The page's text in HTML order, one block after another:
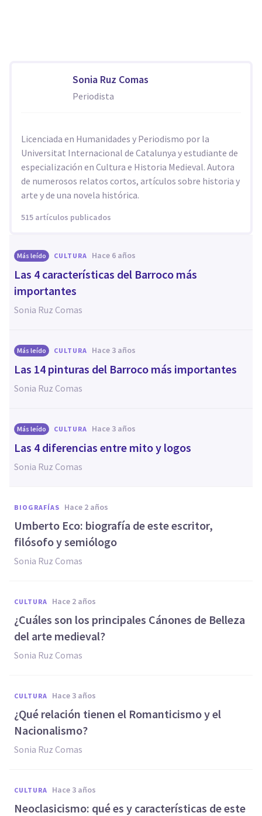
Sonia Ruz Comas
Periodista
Licenciada en Humanidades y Periodismo por la
Universitat Internacional de Catalunya y estudiante de
especialización en Cultura e Historia Medieval. Autora
de numerosos relatos cortos, artículos sobre historia y
arte y de una novela histórica.
515 artículos publicados
Más leído CULTURA hace 6 años
Las 4 características del Barroco más
importantes
Sonia Ruz Comas
Más leído CULTURA hace 3 años
Las 14 pinturas del Barroco más importantes
Sonia Ruz Comas
Más leído CULTURA hace 3 años
Las 4 diferencias entre mito y logos
Sonia Ruz Comas
BIOGRAFÍAS hace 2 años
Umberto Eco: biografía de este escritor,
filósofo y semiólogo
Sonia Ruz Comas
CULTURA hace 2 años
¿Cuáles son los principales Cánones de Belleza
del arte medieval?
Sonia Ruz Comas
CULTURA hace 3 años
¿Qué relación tienen el Romanticismo y el
Nacionalismo?
Sonia Ruz Comas
CULTURA hace 3 años
Neoclasicismo: qué es y características de este